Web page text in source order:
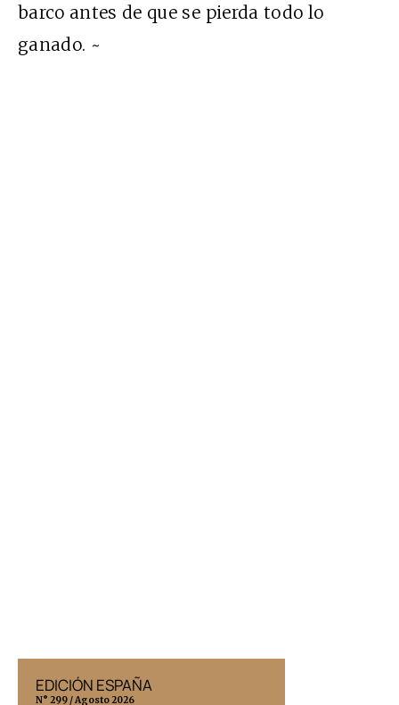
barco antes de que se pierda todo lo
ganado. ~
EDICIÓN ESPAÑA
N° 299 / Agosto 2026